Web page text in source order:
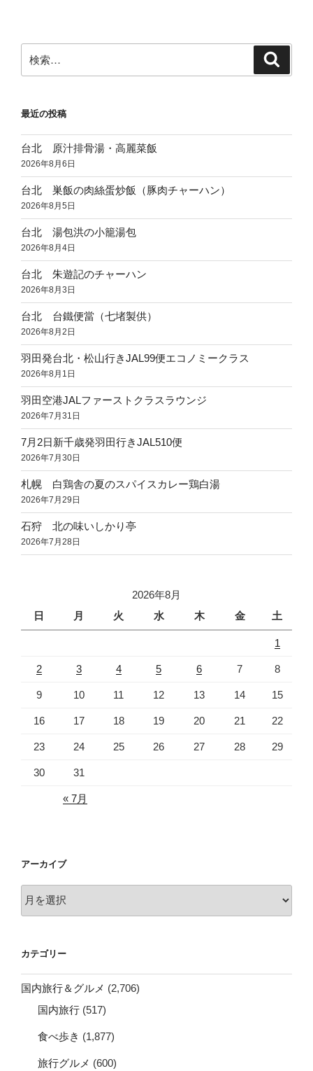
ー
シ
索:
最近の投稿
台北 原汁排骨湯・高麗菜飯
2026年8月6日
台北 巣飯の肉絲蛋炒飯（豚肉チャーハン）
2026年8月5日
台北 湯包洪の小籠湯包
2026年8月4日
台北 朱遊記のチャーハン
2026年8月3日
台北 台鐵便當（七堵製供）
2026年8月2日
羽田発台北・松山行きJAL99便エコノミークラス
2026年8月1日
羽田空港JALファーストクラスラウンジ
2026年7月31日
7月2日新千歳発羽田行きJAL510便
2026年7月30日
札幌 白鶏舎の夏のスパイスカレー鶏白湯
2026年7月29日
石狩 北の味いしかり亭
2026年7月28日
2026年8月
日
月 火 水 木 金 土
1
2 3 4 5 6 7 8
9 10 11 12 13 14 15
16 17 18 19 20 21 22
23 24 25 26 27 28 29
30 31
« 7月
アーカイブ
ー
ブ
カテゴリー
国内旅行＆グルメ (2,706)
国内旅行 (517)
食べ歩き (1,877)
旅行グルメ (600)